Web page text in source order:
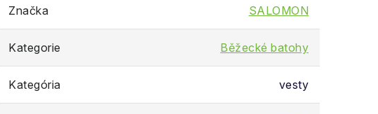
Značka SALOMON
Kategorie Běžecké batohy
Kategória vesty